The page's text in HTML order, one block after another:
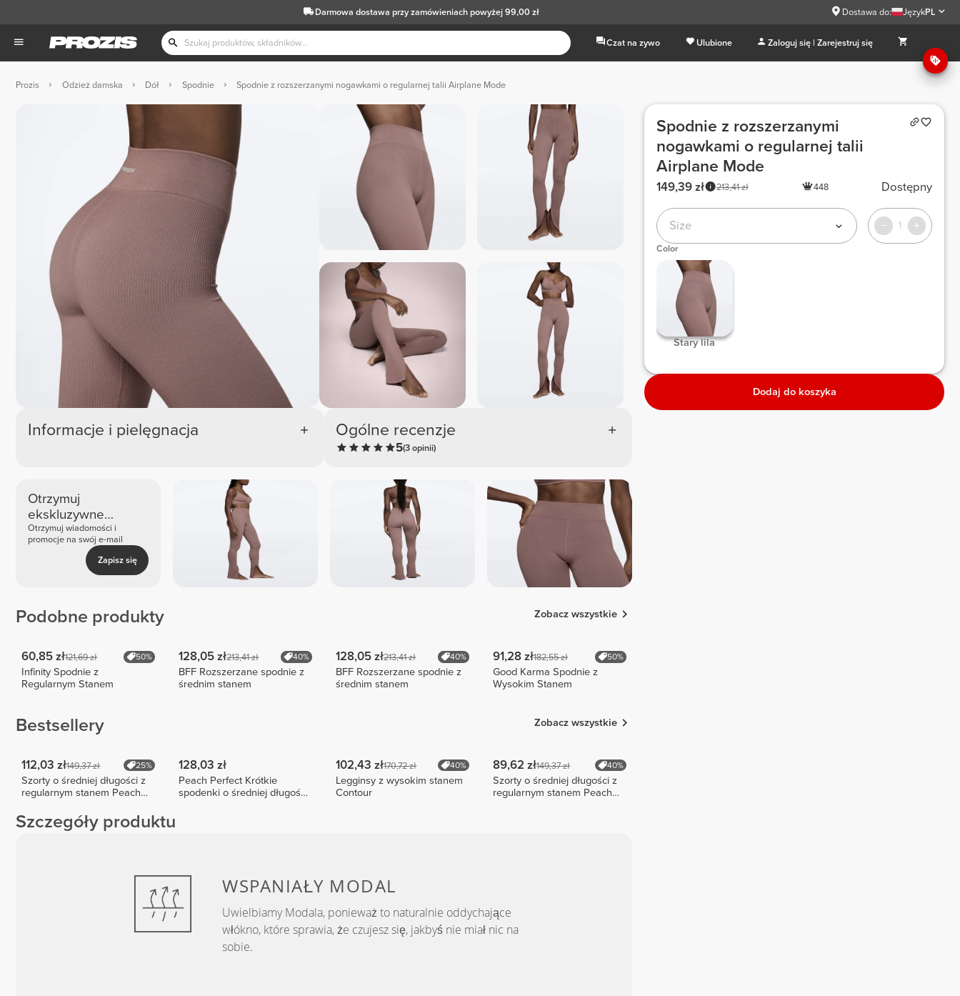
Darmowa dostawa przy zamówieniach powyżej 99,00 zł Dostawa do: JęzykPL
Czat na zywo Ulubione Zaloguj się | Zarejestruj się
Prozis Odzież damska Dół Spodnie Spodnie z rozszerzanymi nogawkami o regularnej talii Airplane Mode
Informacje i pielęgnacja Ogólne recenzje
5(3 opinii)
Otrzymuj
ekskluzywne
nowości i oferty
Otrzymuj wiadomości i
promocje na swój e-mail
Zapisz się
Podobne produkty Zobacz wszystkie
60,85 zł121,69 zł 50%
Infinity Spodnie z
Regularnym Stanem
128,05 zł213,41 zł 40%
BFF Rozszerzane spodnie z
średnim stanem
128,05 zł213,41 zł 40%
BFF Rozszerzane spodnie z
średnim stanem
91,28 zł182,55 zł 50%
Good Karma Spodnie z
Wysokim Stanem
Bestsellery Zobacz wszystkie
112,03 zł149,37 zł 25%
Szorty o średniej długości z
regularnym stanem Peach
128,03 zł
Peach Perfect Krótkie
spodenki o średniej długości
102,43 zł170,72 zł 40%
Legginsy z wysokim stanem
Contour
89,62 zł149,37 zł 40%
Szorty o średniej długości z
regularnym stanem Peach
Szczegóły produktu
WSPANIAŁY MODAL
Uwielbiamy Modala, ponieważ to naturalnie oddychające
włókno, które sprawia, że czujesz się, jakbyś nie miał nic na
sobie.
Spodnie z rozszerzanymi
nogawkami o regularnej talii
Airplane Mode
213,41 zł
149,39 zł 448 Dostępny
Size 1
Color
Stary lila
Dodaj do koszyka